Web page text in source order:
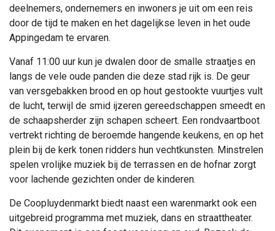
deelnemers, ondernemers en inwoners je uit om een reis
door de tijd te maken en het dagelijkse leven in het oude
Appingedam te ervaren.
Vanaf 11:00 uur kun je dwalen door de smalle straatjes en
langs de vele oude panden die deze stad rijk is. De geur
van versgebakken brood en op hout gestookte vuurtjes vult
de lucht, terwijl de smid ijzeren gereedschappen smeedt en
de schaapsherder zijn schapen scheert. Een rondvaartboot
vertrekt richting de beroemde hangende keukens, en op het
plein bij de kerk tonen ridders hun vechtkunsten. Minstrelen
spelen vrolijke muziek bij de terrassen en de hofnar zorgt
voor lachende gezichten onder de kinderen.
De Coopluydenmarkt biedt naast een warenmarkt ook een
uitgebreid programma met muziek, dans en straattheater.